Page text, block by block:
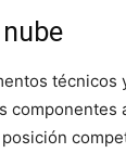
técnicos
componentes